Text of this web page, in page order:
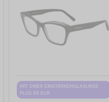
MIT EINER EINSTÄRKENGLASLINSE
PLUS 65 EUR